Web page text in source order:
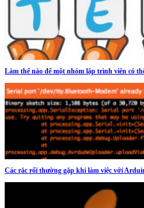
Làm thế nào để một nhóm lập trình viên có
Các rắc rối thường gặp khi làm việc với